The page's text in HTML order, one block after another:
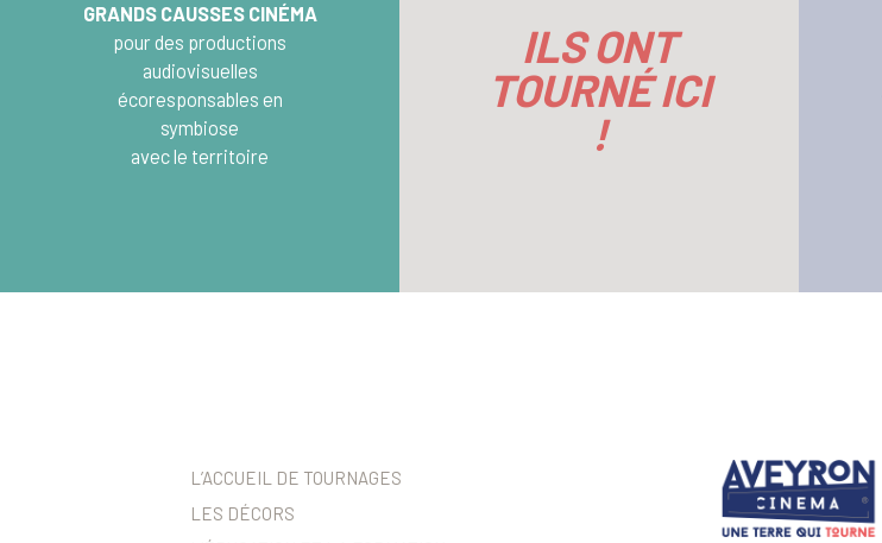
GRANDS CAUSSES CINÉMA
pour des productions
audiovisuelles
écoresponsables en
symbiose
avec le territoire
ILS ONT
TOURNÉ ICI
!
L’ACCUEIL DE TOURNAGES
LES DÉCORS